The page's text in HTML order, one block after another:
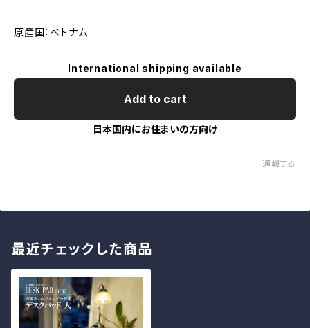
原産国：ベトナム
International shipping available
Add to cart
日本国内にお住まいの方向け
通報する
最近チェックした商品